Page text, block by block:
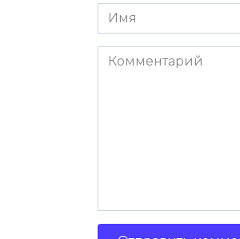
Имя
*
Комментарий